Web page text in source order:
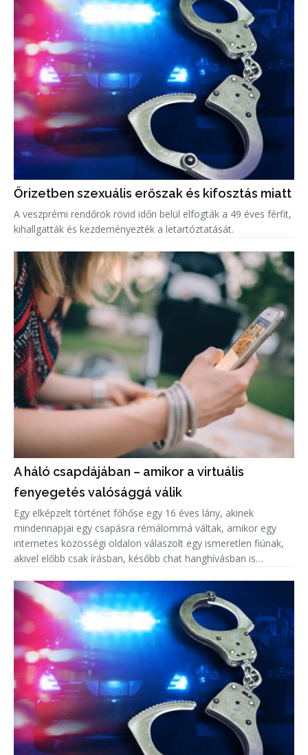
Őrizetben szexuális erőszak és kifosztás miatt
A veszprémi rendőrök rövid időn belül elfogták a 49 éves férfit,
kihallgatták és kezdeményezték a letartóztatását.
A háló csapdájában – amikor a virtuális
fenyegetés valósággá válik
Egy elképzelt történet főhőse egy 16 éves lány, akinek
mindennapjai egy csapásra rémálommá váltak, amikor egy
internetes közösségi oldalon válaszolt egy ismeretlen fiúnak,
akivel előbb csak írásban, később chat hanghívásban is